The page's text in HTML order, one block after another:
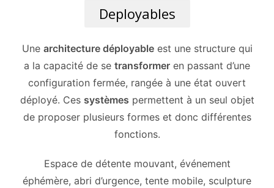
Deployables
Une architecture déployableest une structure qui
a la capacité de se transformer en passant d’une
configuration fermée, rangée à une état ouvert
déployé. Ces systèmes permettent à un seul objet
de proposer plusieurs formes et donc différentes
fonctions.
Espace de détente mouvant, événement
éphémère, abri d’urgence, tente mobile, sculpture